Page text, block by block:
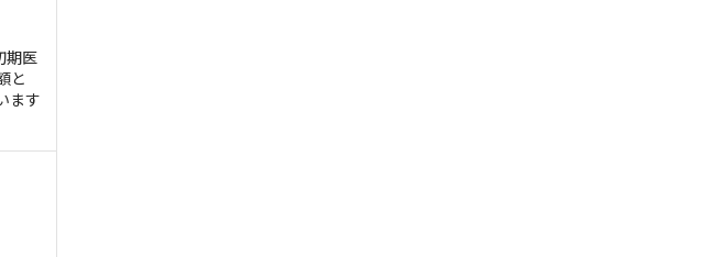
期医
と
ます